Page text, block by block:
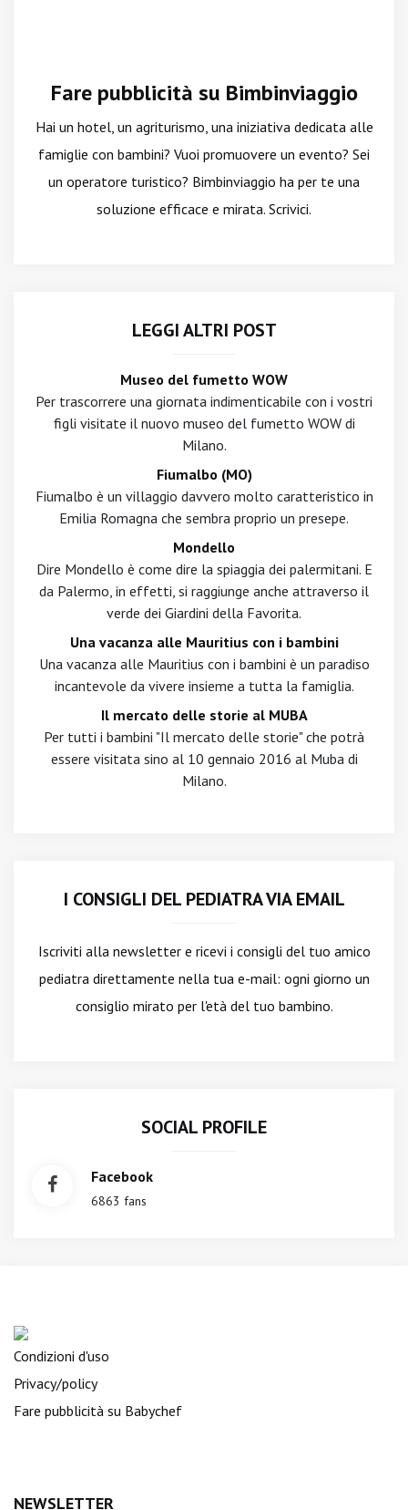
Fare pubblicità su Bimbinviaggio
Hai un hotel, un agriturismo, una iniziativa dedicata alle
famiglie con bambini? Vuoi promuovere un evento? Sei
un operatore turistico? Bimbinviaggio ha per te una
soluzione efficace e mirata. Scrivici.
LEGGI ALTRI POST
Museo del fumetto WOW
Per trascorrere una giornata indimenticabile con i vostri
figli visitate il nuovo museo del fumetto WOW di
Milano.
Fiumalbo (MO)
Fiumalbo è un villaggio davvero molto caratteristico in
Emilia Romagna che sembra proprio un presepe.
Mondello
Dire Mondello è come dire la spiaggia dei palermitani. E
da Palermo, in effetti, si raggiunge anche attraverso il
verde dei Giardini della Favorita.
Una vacanza alle Mauritius con i bambini
Una vacanza alle Mauritius con i bambini è un paradiso
incantevole da vivere insieme a tutta la famiglia.
Il mercato delle storie al MUBA
Per tutti i bambini "Il mercato delle storie" che potrà
essere visitata sino al 10 gennaio 2016 al Muba di
Milano.
I CONSIGLI DEL PEDIATRA VIA EMAIL
Iscriviti alla newslettere ricevi i consigli del tuo amico
pediatra direttamente nella tua e-mail: ogni giorno un
consiglio mirato per l'età del tuo bambino.
SOCIAL PROFILE
Facebook
6863 fans
Condizioni d'uso
Privacy/policy
Fare pubblicità su Babychef
NEWSLETTER